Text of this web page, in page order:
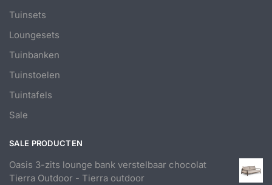
Tuinsets
Loungesets
Tuinbanken
Tuinstoelen
Tuintafels
Sale
SALE PRODUCTEN
Oasis 3-zits lounge bank verstelbaar chocolat
Tierra Outdoor - Tierra outdoor